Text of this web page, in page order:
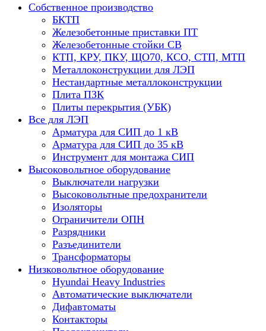
Собственное производство
БКТП
Железобетонные приставки ПТ
Железобетонные стойки СВ
КТП, КРУ, ПКУ, ЩО70, КСО, СТП, МТП
Металлоконструкции для ЛЭП
Нестандартные металлоконструкции
Плита ПЗК
Плиты перекрытия (УБК)
Все для ЛЭП
Арматура для СИП до 1 кВ
Арматура для СИП до 35 кВ
Инструмент для монтажа СИП
Высоковольтное оборудование
Выключатели нагрузки
Высоковольтные предохранители
Изоляторы
Ограничители ОПН
Разрядники
Разъединители
Трансформаторы
Низковольтное оборудование
Hyundai Heavy Industries
Автоматические выключатели
Дифавтоматы
Контакторы